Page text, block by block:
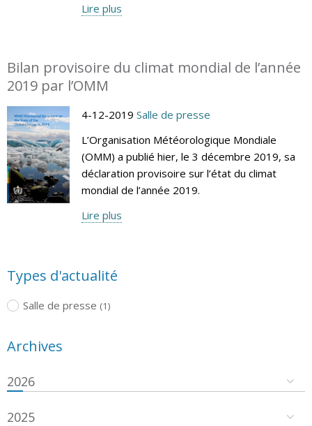
Lire plus
Bilan provisoire du climat mondial de l’année
2019 par l’OMM
4-12-2019 Salle de presse
L’Organisation Météorologique Mondiale
(OMM) a publié hier, le 3 décembre 2019, sa
déclaration provisoire sur l’état du climat
mondial de l’année 2019.
Lire plus
Types d'actualité
Salle de presse (1)
Archives
2026
2025